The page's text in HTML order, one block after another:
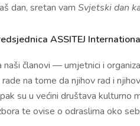
dan, sretan vam Svjetski dan
ASSITEJ
članovi — umjetnici i
na tome da njihov rad i
su u većini društava kulturno
te ovise o odraslima oko